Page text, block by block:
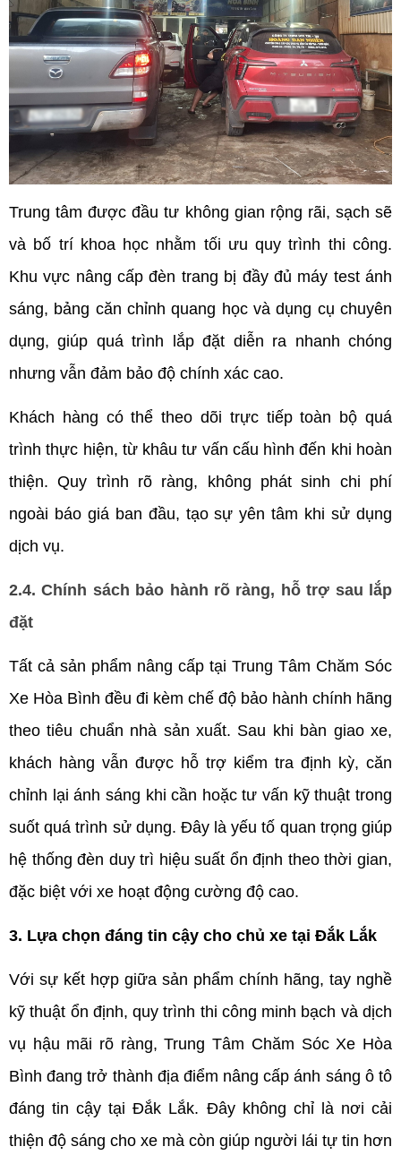
Trung tâm được đầu tư không gian rộng rãi, sạch sẽ
và bố trí khoa học nhằm tối ưu quy trình thi công.
Khu vực nâng cấp đèn trang bị đầy đủ máy test ánh
sáng, bảng căn chỉnh quang học và dụng cụ chuyên
dụng, giúp quá trình lắp đặt diễn ra nhanh chóng
nhưng vẫn đảm bảo độ chính xác cao.
Khách hàng có thể theo dõi trực tiếp toàn bộ quá
trình thực hiện, từ khâu tư vấn cấu hình đến khi hoàn
thiện. Quy trình rõ ràng, không phát sinh chi phí
ngoài báo giá ban đầu, tạo sự yên tâm khi sử dụng
dịch vụ.
2.4. Chính sách bảo hành rõ ràng, hỗ trợ sau lắp
đặt
Tất cả sản phẩm nâng cấp tại Trung Tâm Chăm Sóc
Xe Hòa Bình đều đi kèm chế độ bảo hành chính hãng
theo tiêu chuẩn nhà sản xuất. Sau khi bàn giao xe,
khách hàng vẫn được hỗ trợ kiểm tra định kỳ, căn
chỉnh lại ánh sáng khi cần hoặc tư vấn kỹ thuật trong
suốt quá trình sử dụng. Đây là yếu tố quan trọng giúp
hệ thống đèn duy trì hiệu suất ổn định theo thời gian,
đặc biệt với xe hoạt động cường độ cao.
3. Lựa chọn đáng tin cậy cho chủ xe tại Đắk Lắk
Với sự kết hợp giữa sản phẩm chính hãng, tay nghề
kỹ thuật ổn định, quy trình thi công minh bạch và dịch
vụ hậu mãi rõ ràng, Trung Tâm Chăm Sóc Xe Hòa
Bình đang trở thành địa điểm nâng cấp ánh sáng ô tô
đáng tin cậy tại Đắk Lắk. Đây không chỉ là nơi cải
thiện độ sáng cho xe mà còn giúp người lái tự tin hơn